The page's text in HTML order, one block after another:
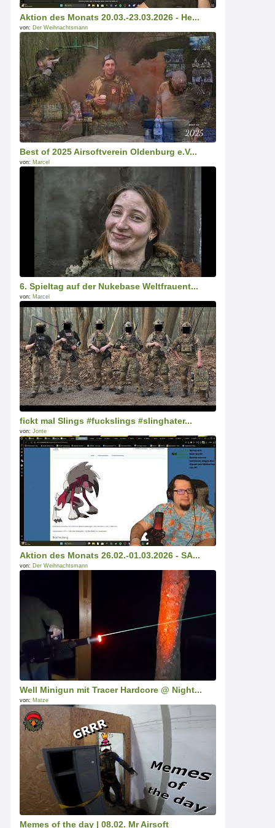
Aktion des Monats 20.03.-23.03.2026 - He...
von: Der Weihnachtsmann
Best of 2025 Airsoftverein Oldenburg e.V...
von: Marcel
6. Spieltag auf der Nukebase Weltfrauent...
von: Marcel
fickt mal Slings #fuckslings #slinghater...
von: Jonte
Aktion des Monats 26.02.-01.03.2026 - SA...
von: Der Weihnachtsmann
Well Minigun mit Tracer Hardcore @ Night...
von: Matze
Memes of the day | 08.02. Mr Airsoft